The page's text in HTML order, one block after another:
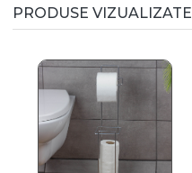
PRODUSE VIZUALIZATE